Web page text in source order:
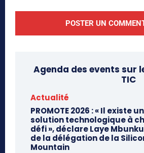
Agenda des events sur
TIC
Actualité
PROMOTE 2026 : « Il existe
solution technologique à
défi », déclare Laye
de la délégation de la
Mountain